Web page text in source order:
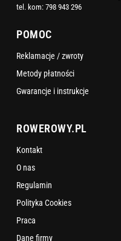
tel. kom: 798 943 296
POMOC
Reklamacje / zwroty
Metody płatności
Gwarancje i instrukcje
ROWEROWY.PL
Kontakt
O nas
Regulamin
Polityka Cookies
Praca
Dane firmy